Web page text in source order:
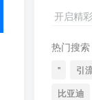
开启精
热门搜索
" 引
比亚迪
短线交易必
6 全程图解